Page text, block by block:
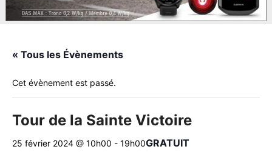
« Tous les Évènements
Cet évènement est passé.
Tour de la Sainte Victoire
25 février 2024 @ 10h00 - 19h00GRATUIT